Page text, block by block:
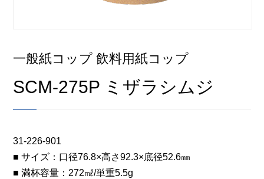
一般紙コップ 飲料用紙コップ
SCM-275P ミザラシムジ
31-226-901
■ サイズ：口径76.8×高さ92.3×底径52.6㎜
■ 満杯容量：272㎖/単重5.5g